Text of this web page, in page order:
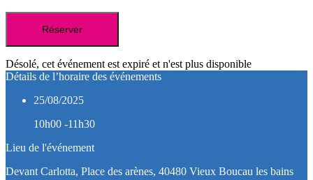
Réserver
Désolé, cet événement est expiré et n'est plus disponible
Détails de l’horaire des événements
25/08/2025
10h00 -11h30
Lieu de l'événement
Devant Carlotta, Place des arènes, 40480 Vieux Boucau les bains